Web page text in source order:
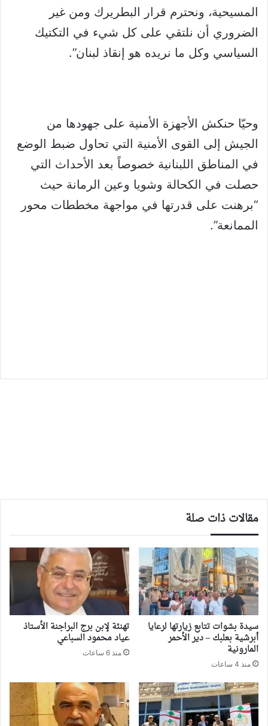
المسيحية، ونحترم قرار البطريرك ومن غير
الضروري أن نلتقي على كل شيء في التكتيك
السياسي وكل ما نريده هو إنقاذ لبنان”.
وحيّا حنكش الأجهزة الأمنية على جهودها من
الجيش إلى القوى الأمنية التي تحاول ضبط الوضع
في المناطق اللبنانية خصوصاً بعد الأحداث التي
حصلت في الكحالة وشويا وعين الرمانة حيث
“برهنت على قدرتها في مواجهة مخططات محور
الممانعة”.
مقالات ذات صلة
سيدة بشوات تتابع زيارتها لرعايا
أبرشية بعلبك – دير الأحمر
المارونية
منذ 4 ساعات
تهنئة لإبن برج البراجنة الأستاذ
عياد محمود السباعي
منذ 6 ساعات